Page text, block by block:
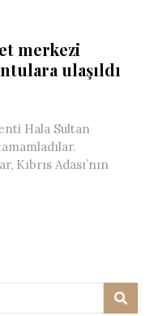
merkezi
ulaşıldı
Hala Sultan
Adası’nın